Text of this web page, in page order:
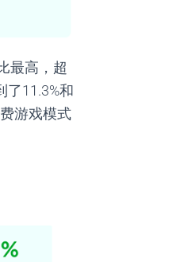
最高，超
了11.3%和
游戏模式